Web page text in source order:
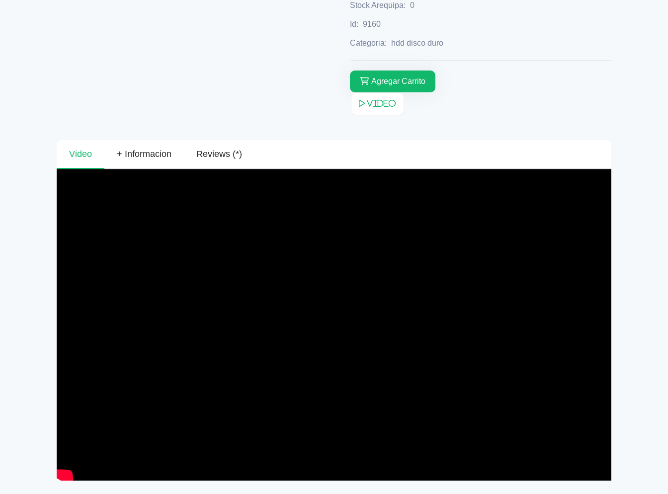
Stock Arequipa: 0
Id: 9160
Categoria: hdd disco duro
Agregar Carrito
Video
Video + Informacion Reviews (*)